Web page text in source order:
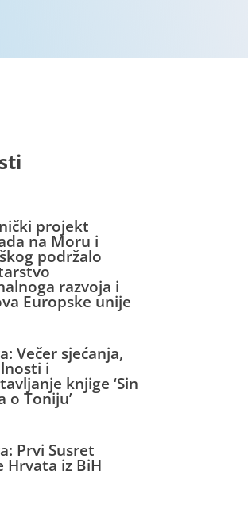
projekt
na Moru i
podržalo
razvoja i
Europske unije
Večer sjećanja,
i
knjige ‘Sin
o Toniju’
Prvi Susret
Hrvata iz BiH